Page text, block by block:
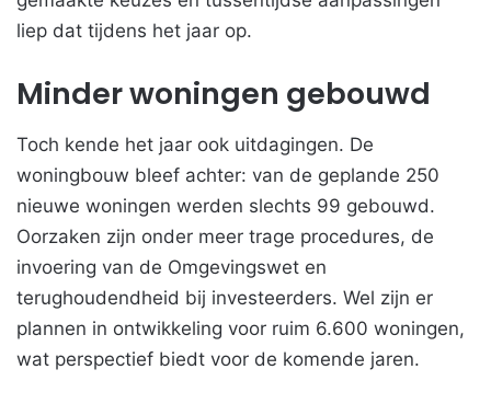
liep dat tijdens het jaar op.
Minder woningen gebouwd
Toch kende het jaar ook uitdagingen. De
woningbouw bleef achter: van de geplande 250
nieuwe woningen werden slechts 99 gebouwd.
Oorzaken zijn onder meer trage procedures, de
invoering van de Omgevingswet en
terughoudendheid bij investeerders. Wel zijn er
plannen in ontwikkeling voor ruim 6.600 woningen,
wat perspectief biedt voor de komende jaren.